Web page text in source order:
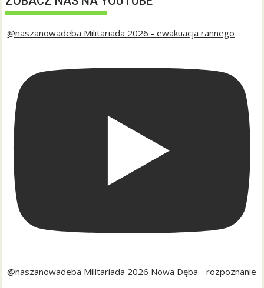
@naszanowadeba Militariada 2026 - ewakuacja rannego
@naszanowadeba Militariada 2026 Nowa Dęba - rozpoznanie